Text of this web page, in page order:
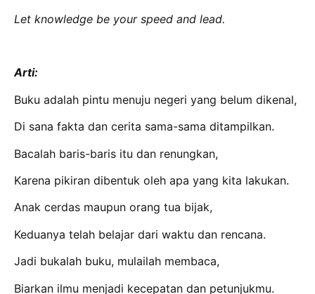
Let knowledge be your speed and lead.
Arti:
Buku adalah pintu menuju negeri yang belum dikenal,
Di sana fakta dan cerita sama-sama ditampilkan.
Bacalah baris-baris itu dan renungkan,
Karena pikiran dibentuk oleh apa yang kita lakukan.
Anak cerdas maupun orang tua bijak,
Keduanya telah belajar dari waktu dan rencana.
Jadi bukalah buku, mulailah membaca,
Biarkan ilmu menjadi kecepatan dan petunjukmu.